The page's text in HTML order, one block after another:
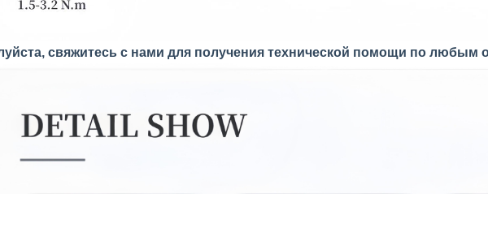
свяжитесь с нами для получения технической помощи по любым